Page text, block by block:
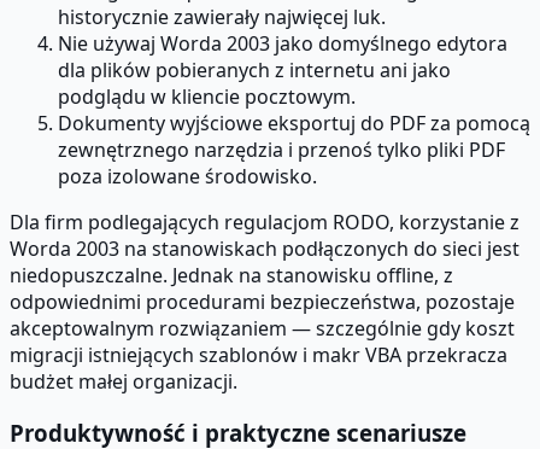
historycznie zawierały najwięcej luk.
Nie używaj Worda 2003 jako domyślnego edytora
dla plików pobieranych z internetu ani jako
podglądu w kliencie pocztowym.
Dokumenty wyjściowe eksportuj do PDF za pomocą
zewnętrznego narzędzia i przenoś tylko pliki PDF
poza izolowane środowisko.
Dla firm podlegających regulacjom RODO, korzystanie z
Worda 2003 na stanowiskach podłączonych do sieci jest
niedopuszczalne. Jednak na stanowisku offline, z
odpowiednimi procedurami bezpieczeństwa, pozostaje
akceptowalnym rozwiązaniem — szczególnie gdy koszt
migracji istniejących szablonów i makr VBA przekracza
budżet małej organizacji.
Produktywność i praktyczne scenariusze